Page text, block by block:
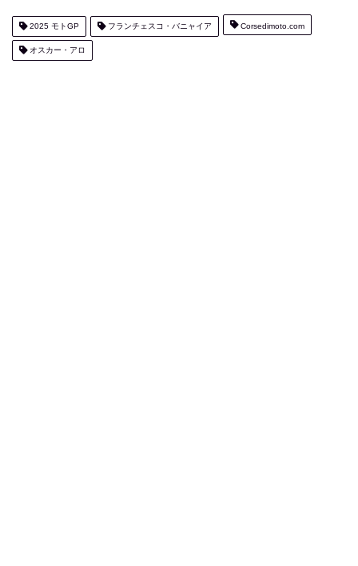
2025 モトGP フランチェスコ・バニャイア Corsedimoto.com
オスカー・アロ